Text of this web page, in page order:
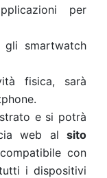
per
gli smartwatch
fisica, sarà
e si potrà
web al sito
con
i dispositivi